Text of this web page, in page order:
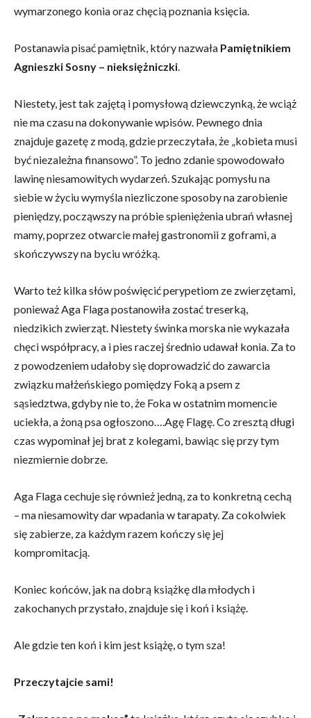
wymarzonego konia oraz chęcią poznania księcia.
Postanawia pisać pamiętnik, który nazwała Pamiętnikiem
Agnieszki Sosny – nieksiężniczki
Niestety, jest tak zajętą i pomysłową dziewczynką, że wciąż
nie ma czasu na dokonywanie wpisów. Pewnego dnia
znajduje gazetę z modą, gdzie przeczytała, że „kobieta musi
być niezależna finansowo”. To jedno zdanie spowodowało
lawinę niesamowitych wydarzeń. Szukając pomysłu na
siebie w życiu wymyśla niezliczone sposoby na zarobienie
pieniędzy, począwszy na próbie spieniężenia ubrań własnej
mamy, poprzez otwarcie małej gastronomii z goframi, a
skończywszy na byciu wróżką.
Warto też kilka słów poświęcić perypetiom ze zwierzętami,
ponieważ Aga Flaga postanowiła zostać treserką,
niedzikich zwierząt. Niestety świnka morska nie wykazała
chęci współpracy, a i pies raczej średnio udawał konia. Za to
z powodzeniem udałoby się doprowadzić do zawarcia
związku małżeńskiego pomiędzy Foką a psem z
sąsiedztwa, gdyby nie to, że Foka w ostatnim momencie
uciekła, a żoną psa ogłoszono….Agę Flagę. Co zresztą długi
czas wypominał jej brat z kolegami, bawiąc się przy tym
niezmiernie dobrze.
Aga Flaga cechuje się również jedną, za to konkretną cechą
– ma niesamowity dar wpadania w tarapaty. Za cokolwiek
się zabierze, za każdym razem kończy się jej
kompromitacją.
Koniec końców, jak na dobrą książkę dla młodych i
zakochanych przystało, znajduje się i koń i książę.
Ale gdzie ten koń i kim jest książę, o tym sza!
Przeczytajcie sami!